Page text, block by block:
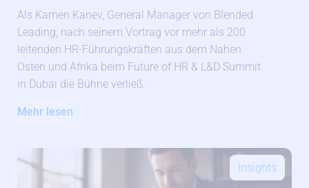
Als Kamen Kanev, General Manager von Blended
Leading, nach seinem Vortrag vor mehr als 200
leitenden HR-Führungskräften aus dem Nahen
Osten und Afrika beim Future of HR & L&D Summit
in Dubai die Bühne verließ.
Mehr lesen
Insights